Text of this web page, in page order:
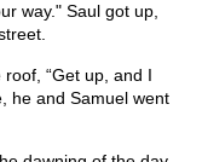
way." Saul got up,
“Get up, and I
he and Samuel went